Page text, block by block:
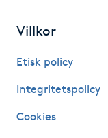
Koppningsmassage
Villkor
Etisk policy
Integritetspolicy
Cookies